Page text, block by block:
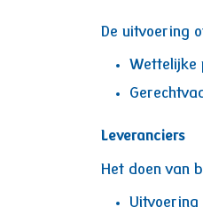
De uitvoering
Wettelijke
Leveranciers
Het doen van
Uitvoering